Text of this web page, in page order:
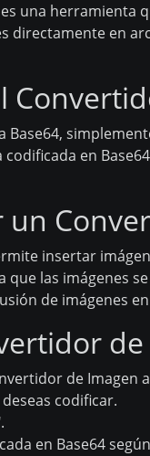
una herramienta
en
Base64,
en
un
insertar
que las imágenes
de imágenes
de Imagen
codificar.
en Base64